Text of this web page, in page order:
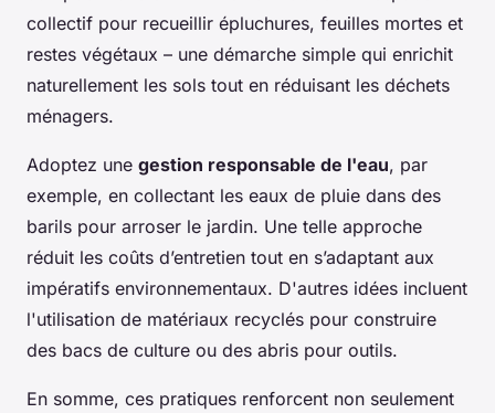
collectif pour recueillir épluchures, feuilles mortes et
restes végétaux – une démarche simple qui enrichit
naturellement les sols tout en réduisant les déchets
ménagers.
Adoptez une gestion responsable de l'eau, par
exemple, en collectant les eaux de pluie dans des
barils pour arroser le jardin. Une telle approche
réduit les coûts d’entretien tout en s’adaptant aux
impératifs environnementaux. D'autres idées incluent
l'utilisation de matériaux recyclés pour construire
des bacs de culture ou des abris pour outils.
En somme, ces pratiques renforcent non seulement